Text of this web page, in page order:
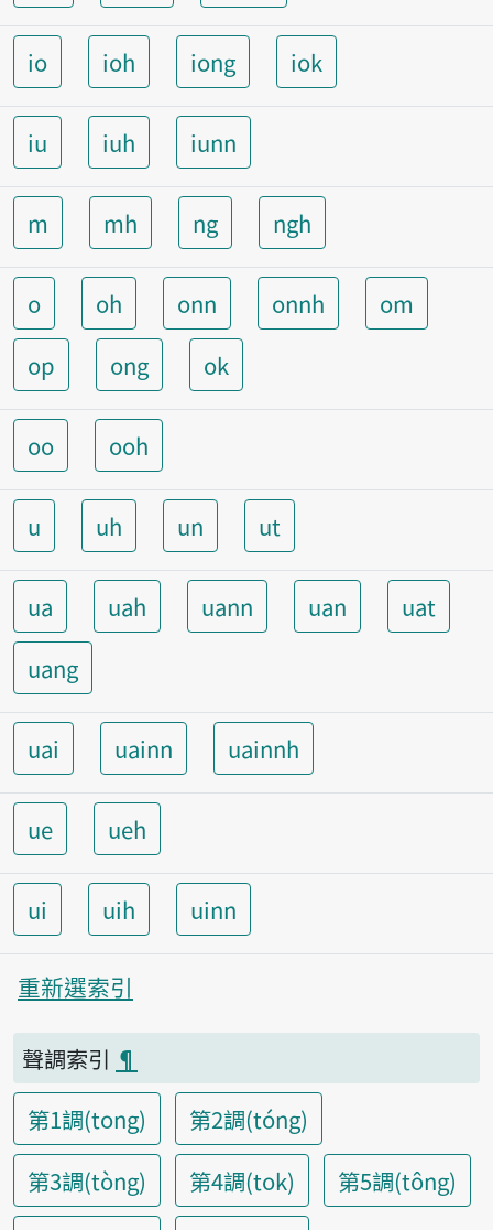
io ioh iong iok
iu iuh iunn
m mh ng ngh
o oh onn onnh
om
op
ong ok
oo ooh
u uh un ut
ua uah uann uan
uat
uang
uai uainn uainnh
ue ueh
ui uih uinn
重新選索引
聲調索引 ¶
第1調(tong)
第2調(tóng)
第3調(tòng)
第4調(tok)
第5調(tông)